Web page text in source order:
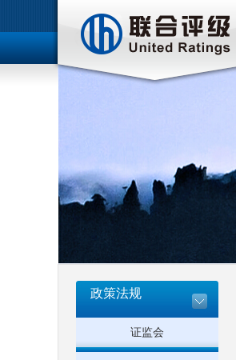
政策法规
证监会